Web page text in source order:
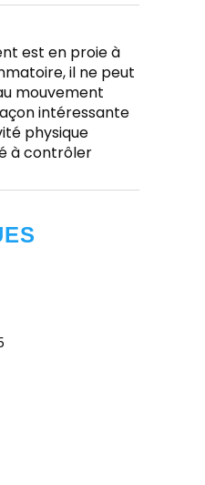
est en proie à
il ne peut
mouvement
intéressante
physique
à contrôler